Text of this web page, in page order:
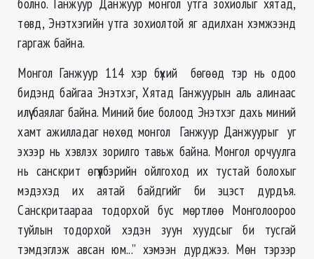
төвд, Энэтхэгийн утга зохиолтой яг адилхан хэмжээнд
гаргаж байна.
Монгол Ганжуур 114 хэр бүхий бөгөөд тэр нь одоо
бидэнд байгаа Энэтхэг, Хятад Ганжуурын аль алинаас
илүү баялаг байна. Миний бие болоод Энэтхэг дахь миний
хамт ажилладаг нөхөд монгол Ганжуур Данжуурыг уг
эхээр нь хэвлэх зорилго тавьж байна. Монгол орчуулга
нь санскрит өгүүлбэрийн ойлгоход их тустай болохыг
мэдэхэд их аятай байдгийг би эцэст дурдъя.
Санскритаараа тодорхой бус мөртлөө Монголоороо
туйлын тодорхой хэдэн зуун хуудсыг би тусгай
тэмдэглэж авсан юм...” хэмээн дурджээ. Мөн тэрээр